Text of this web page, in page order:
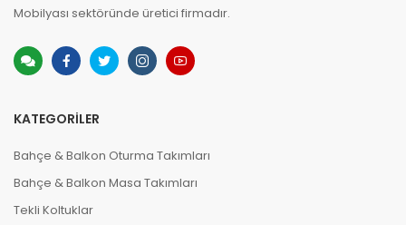
Mobilyası sektöründe üretici firmadır.
KATEGORILER
Bahçe & Balkon Oturma Takımları
Bahçe & Balkon Masa Takımları
Tekli Koltuklar